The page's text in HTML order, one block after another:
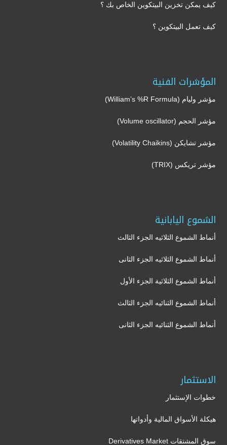
كيف يمكن تخزين البيتكوين الخاص بك ؟
كيف تعمل البيتكوين ؟
المؤشرات الفنية
مؤشر وليام (William’s %R Formula)
مؤشر الحجم (Volume oscillator)
مؤشر تشايكن (Volatility Chaikins)
مؤشر تريكس (TRIX)
الشموع اليابانية
أنماط الشموع الثلاثيه الجزء الثالث
أنماط الشموع الثلاثيه الجزء الثانى
أنماط الشموع الثلاثية الجزء الأول
أنماط الشموع الثنائيه الجزء الثالث
أنماط الشموع الثنائيه الجزء الثانى
الاستثمار
خطوات الإستثمار
هيكلة الأسواق المالية وأدواتها
سوق المشتقات Derivatives Market